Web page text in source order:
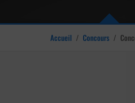
Accueil / Concours /